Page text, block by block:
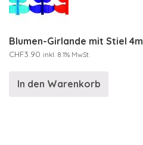
Blumen-Girlande mit Stiel 4m
CHF3.90 inkl. 8.1% MwSt.
In den Warenkorb